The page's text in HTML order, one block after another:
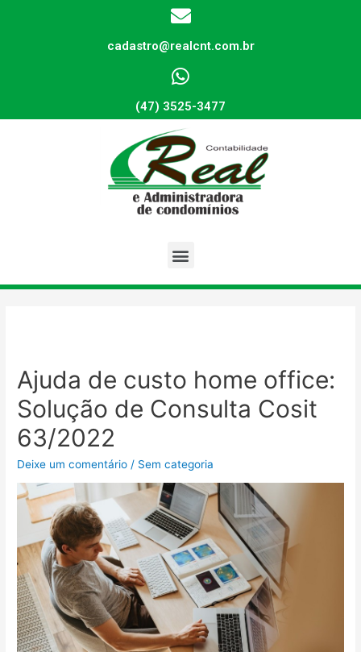
cadastro@realcnt.com.br
(47) 3525-3477
Ajuda de custo home office:
Solução de Consulta Cosit
63/2022
Deixe um comentário / Sem categoria